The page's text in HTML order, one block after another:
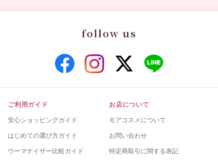
follow us
ご利用ガイド
安心ショッピングガイド
はじめての選び方ガイド
ウーマナイザー比較ガイド
お店について
モアコスメについて
お問い合わせ
特定商取引に関する表記